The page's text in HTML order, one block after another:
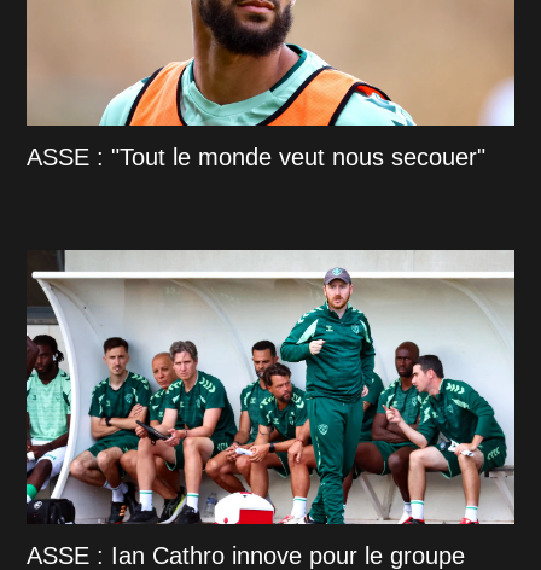
ASSE : "Tout le monde veut nous secouer"
ASSE : Ian Cathro innove pour le groupe